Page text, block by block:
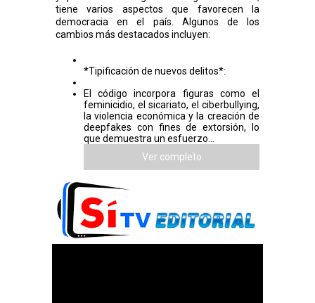
tiene varios aspectos que favorecen la
democracia en el país. Algunos de los
cambios más destacados incluyen:
*Tipificación de nuevos delitos*:
El código incorpora figuras como el
feminicidio, el sicariato, el ciberbullying,
la violencia económica y la creación de
deepfakes con fines de extorsión, lo
que demuestra un esfuerzo...
Ver completo